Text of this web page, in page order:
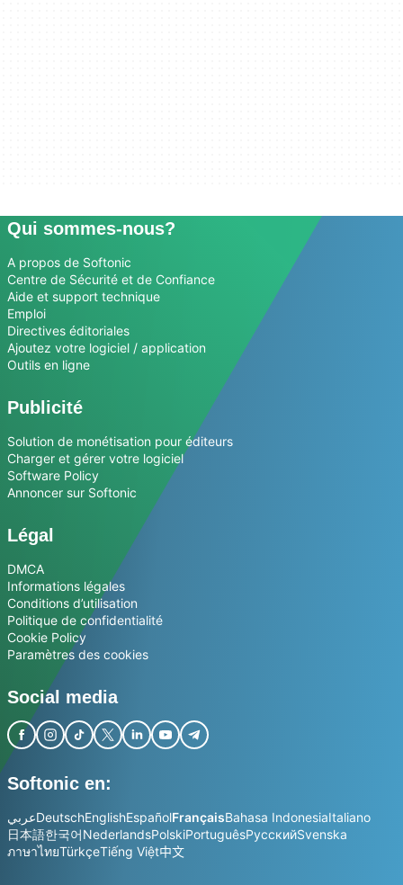
Qui sommes-nous?
A propos de Softonic
Centre de Sécurité et de Confiance
Aide et support technique
Emploi
Directives éditoriales
Ajoutez votre logiciel / application
Outils en ligne
Publicité
Solution de monétisation pour éditeurs
Charger et gérer votre logiciel
Software Policy
Annoncer sur Softonic
Légal
DMCA
Informations légales
Conditions d’utilisation
Politique de confidentialité
Cookie Policy
Paramètres des cookies
Social media
Softonic en:
عربيDeutschEnglishEspañolFrançaisBahasa IndonesiaItaliano
日本語한국어NederlandsPolskiPortuguêsРусскийSvenska
ภาษาไทยTürkçeTiếng Việt中文